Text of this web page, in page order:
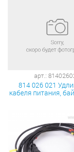
арт.:
814 026 021
кабеля питания,